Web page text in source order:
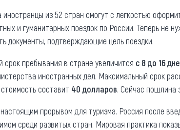
иностранцы из 52 стран смогут с легкостью
и гуманитарных поездок по России. Теперь не
документы, подтверждающие цель поездки.
пребывания в стране увеличится с 8 до 16
иностранных дел. Максимальный срок
составит 40 долларов. Сейчас пошлина
прорывом для туризма. Россия после
среди развитых стран. Мировая практика